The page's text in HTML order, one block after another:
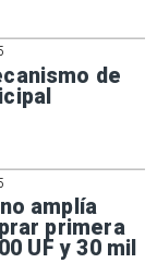
de
amplía
primera
UF y 30 mil